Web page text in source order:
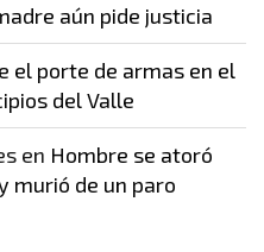
aún pide justicia
el porte de armas en el
del Valle
en Hombre se atoró
murió de un paro